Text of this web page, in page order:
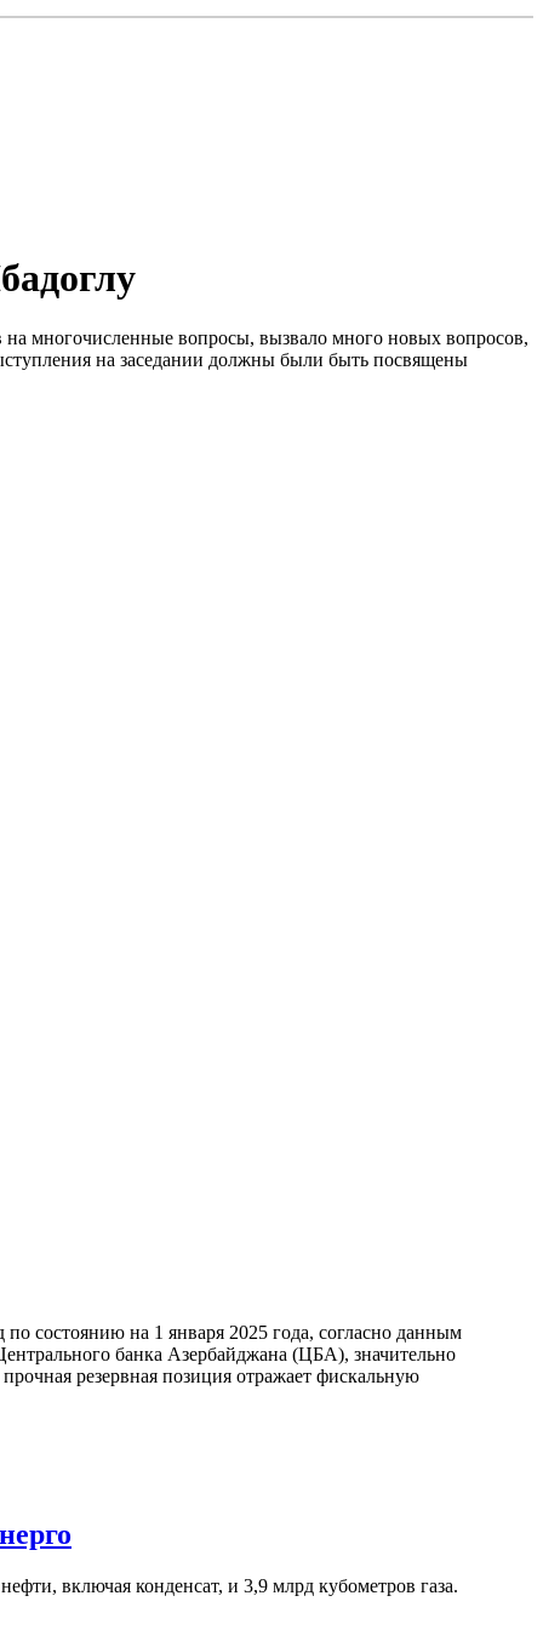
на многочисленные вопросы, вызвало много новых вопросов,
на заседании должны были быть посвящены
состоянию на 1 января 2025 года, согласно данным
банка Азербайджана (ЦБА), значительно
резервная позиция отражает фискальную
включая конденсат, и 3,9 млрд кубометров газа.